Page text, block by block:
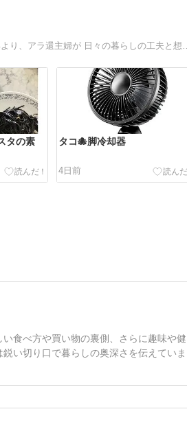
タの素 タコ🐙脚冷却器
4日前
食べ方や買い物の裏側、さらに趣味や健
い切り口で暮らしの奥深さを伝えていま